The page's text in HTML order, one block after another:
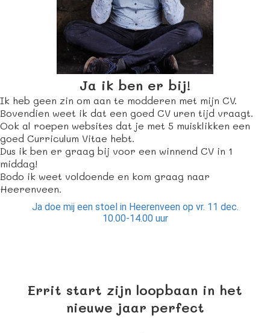
Ja ik ben er bij!
Ik heb geen zin om aan te modderen met mijn CV.
Bovendien weet ik dat een goed CV uren tijd vraagt.
Ook al roepen websites dat je met 5 muisklikken een
goed Curriculum Vitae hebt.
Dus ik ben er graag bij voor een winnend CV in 1
middag!
Bodo ik weet voldoende en kom graag naar
Heerenveen.
Ja doe mij een stoel in Heerenveen op vr. 11 dec.
10.00-14.00 uur
Errit start zijn loopbaan in het
nieuwe jaar perfect